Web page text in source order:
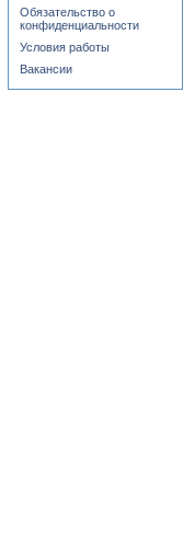
Обязательство о
конфиденциальности
Условия работы
Вакансии